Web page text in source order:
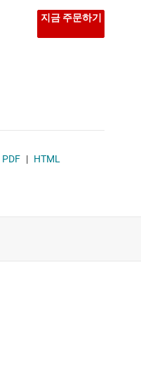
지금 주문하기
PDF | HTML